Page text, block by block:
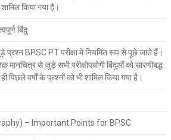
किया गया है।
बिंदु
प्रश्न BPSC PT परीक्षा में नियमित रूप से पूछे जाते हैं।
मानचित्र से जुड़े सभी परीक्षोपयोगी बिंदुओं को सारणीबद्ध
पिछले वर्षों के प्रश्नों को भी शामिल किया गया है।
– Important Points for BPSC